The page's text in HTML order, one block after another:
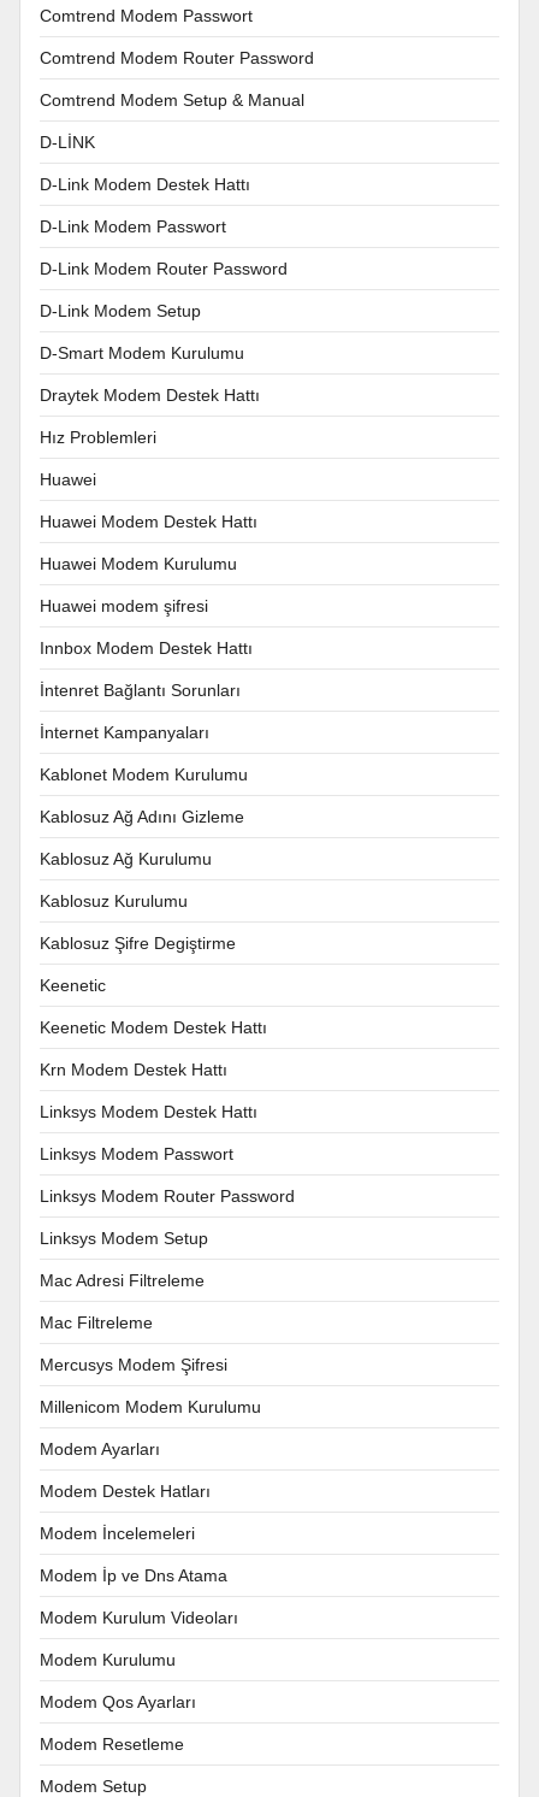
Comtrend Modem Passwort
Comtrend Modem Router Password
Comtrend Modem Setup & Manual
D-LİNK
D-Link Modem Destek Hattı
D-Link Modem Passwort
D-Link Modem Router Password
D-Link Modem Setup
D-Smart Modem Kurulumu
Draytek Modem Destek Hattı
Hız Problemleri
Huawei
Huawei Modem Destek Hattı
Huawei Modem Kurulumu
Huawei modem şifresi
Innbox Modem Destek Hattı
İntenret Bağlantı Sorunları
İnternet Kampanyaları
Kablonet Modem Kurulumu
Kablosuz Ağ Adını Gizleme
Kablosuz Ağ Kurulumu
Kablosuz Kurulumu
Kablosuz Şifre Degiştirme
Keenetic
Keenetic Modem Destek Hattı
Krn Modem Destek Hattı
Linksys Modem Destek Hattı
Linksys Modem Passwort
Linksys Modem Router Password
Linksys Modem Setup
Mac Adresi Filtreleme
Mac Filtreleme
Mercusys Modem Şifresi
Millenicom Modem Kurulumu
Modem Ayarları
Modem Destek Hatları
Modem İncelemeleri
Modem İp ve Dns Atama
Modem Kurulum Videoları
Modem Kurulumu
Modem Qos Ayarları
Modem Resetleme
Modem Setup